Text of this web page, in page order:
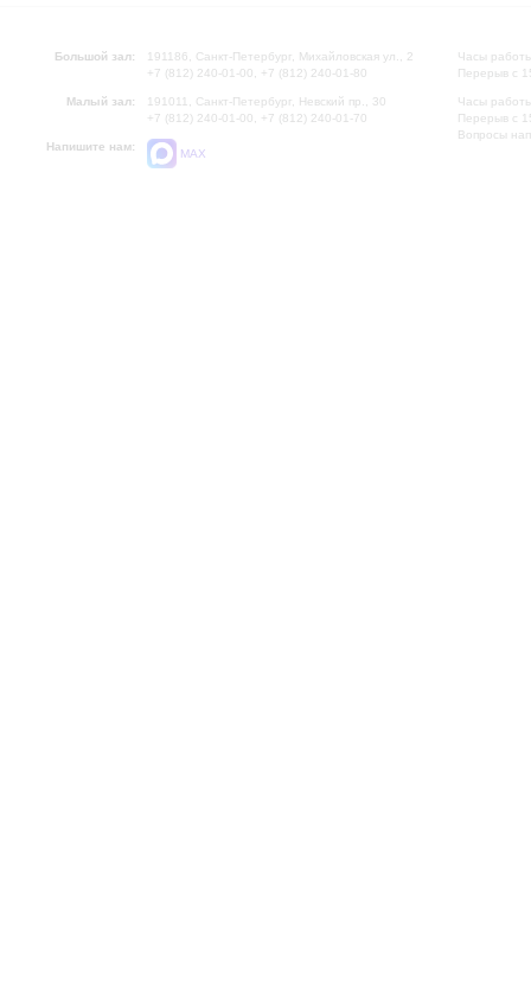
Большой зал:
191186, Санкт-Петербург, Михайловская ул., 2
+7 (812) 240-01-00, +7 (812) 240-01-80
Малый зал:
191011, Санкт-Петербург, Невский пр., 30
+7 (812) 240-01-00, +7 (812) 240-01-70
Напишите нам:
MAX
Часы
Перерыв с
Часы
Перерыв с
Вопросы